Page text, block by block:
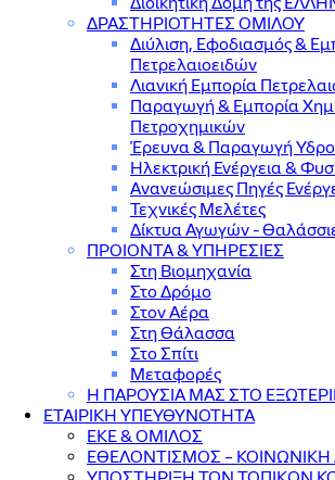
ΔΡΑΣΤΗΡΙΟΤΗΤΕΣ ΟΜΙΛΟΥ
Διύλιση, Εφοδιασμός &
Πετρελαιοειδών
Λιανική Εμπορία
Παραγωγή & Εμπορία
Πετροχημικών
Έρευνα & Παραγωγή
Ηλεκτρική Ενέργεια &
Ανανεώσιμες Πηγές
Τεχνικές Μελέτες
Δίκτυα Αγωγών -
ΠΡΟΙΟΝΤΑ & YΠΗΡΕΣΙΕΣ
Στη Βιομηχανία
Στο Δρόμο
Στον Αέρα
Στη Θάλασσα
Στο Σπίτι
Μεταφορές
Η ΠΑΡΟΥΣΙΑ ΜΑΣ ΣΤΟ
ΕΤΑΙΡΙΚΗ ΥΠΕΥΘΥΝΟΤΗΤΑ
ΕΚΕ & ΟΜΙΛΟΣ
ΕΘΕΛΟΝΤΙΣΜΟΣ –